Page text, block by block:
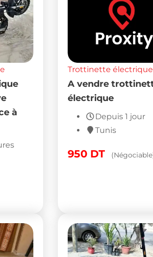
à
Trottinette électrique
A vendre
électrique
Depuis 1 jour
Tunis
950 DT